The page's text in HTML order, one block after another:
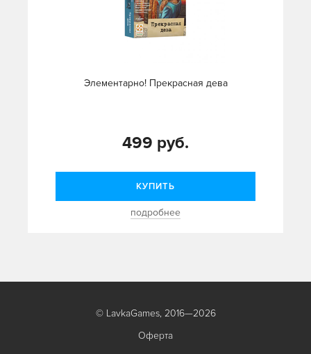
Элементарно! Прекрасная дева
499 руб.
КУПИТЬ
подробнее
© LavkaGames, 2016—2026
Оферта